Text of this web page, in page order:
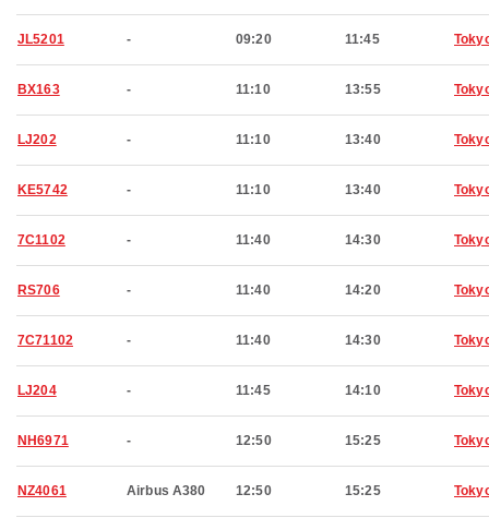
JL5201 - 09:20 11:45
BX163 - 11:10 13:55
LJ202 - 11:10 13:40
KE5742 - 11:10 13:40
7C1102 - 11:40 14:30
RS706 - 11:40 14:20
7C71102 - 11:40 14:30
LJ204 - 11:45 14:10
NH6971 - 12:50 15:25
NZ4061 Airbus A380 12:50 15:25